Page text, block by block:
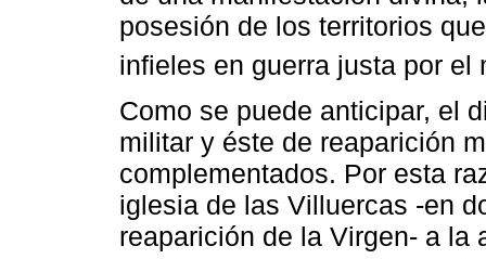
posesión de los territorios
infieles en guerra justa por el
Como se puede anticipar, el
militar y éste de reaparición
complementados. Por esta
iglesia de las Villuercas -en
reaparición de la Virgen- a la